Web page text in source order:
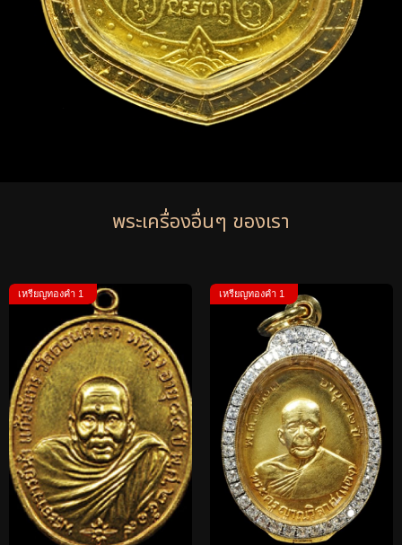
พระเครื่องอื่นๆ ของเรา
เหรียญทองคำ 1 เหรียญทองคำ 1